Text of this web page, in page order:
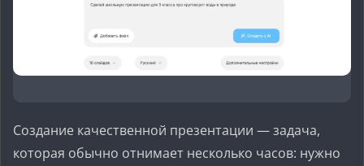
Создание качественной презентации — задача,
которая обычно отнимает несколько часов: нужно